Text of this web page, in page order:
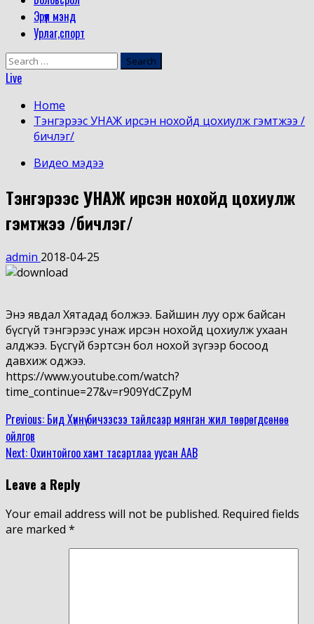
Эрүүл мэнд
Урлаг,спорт
Search
for:
Live
Home
Тэнгэрээс УНАЖ ирсэн нохойд цохиулж гэмтжээ /
бичлэг/
Видео мэдээ
Тэнгэрээс УНАЖ ирсэн нохойд цохиулж
гэмтжээ /бичлэг/
admin 2018-04-25
Энэ явдал Хятадад болжээ. Байшин луу орж байсан
бүсгүй тэнгэрээс унаж ирсэн нохойд цохиулж ухаан
алджээ. Бүсгүй бэртсэн бол нохой зүгээр босоод
давхиж оджээ.
https://www.youtube.com/watch?
time_continue=27&v=r909YdCZpyM
Continue
Reading
Previous: Бид Хүннү бичээсээ тайлсаар мянган жил төөрөгдсөнөө
ойлгов
Next: Охинтойгоо хамт тасартлаа уусан ААВ
Leave a Reply
Your email address will not be published. Required fields
are marked *